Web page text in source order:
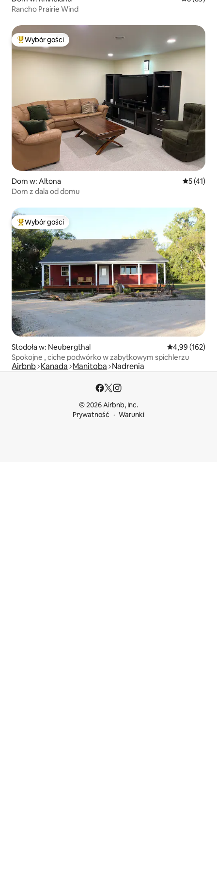
Rancho Prairie Wind
Najpopularniejsze z kategorii Wybór gości
Wybór gości
Dom w: Altona Średnia
5 (41)
Dom z dala od domu
Najpopularniejsze z kategorii Wybór gości
Wybór gości
Stodoła w: Neubergthal Średnia
4,99 (162)
Spokojne , ciche podwórko w zabytkowym spichlerzu
Airbnb Kanada Manitoba Nadrenia
© 2026 Airbnb, Inc.
Prywatność
Warunki